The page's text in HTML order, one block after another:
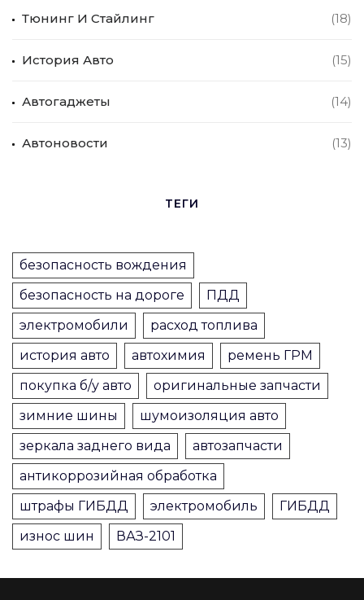
Тюнинг И Стайлинг (18)
История Авто (15)
Автогаджеты (14)
Автоновости (13)
ТЕГИ
безопасность вождения
безопасность на дороге
ПДД
электромобили
расход топлива
история авто
автохимия
ремень ГРМ
покупка б/у авто
оригинальные запчасти
зимние шины
шумоизоляция авто
зеркала заднего вида
автозапчасти
антикоррозийная обработка
штрафы ГИБДД
электромобиль
ГИБДД
износ шин
ВАЗ-2101